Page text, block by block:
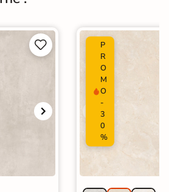
Espagne
Carrelage design
Carrelage Beige
Carrelage 45x45 cm
|
Carrelage salon moderne
|Carrelage WC


P
R
O
M
O
-
3
0
%